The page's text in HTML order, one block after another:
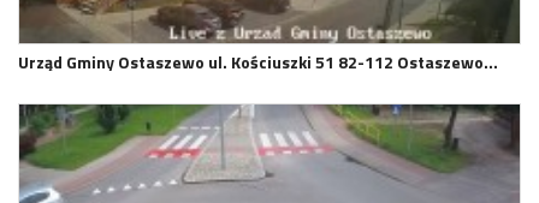
Urząd Gminy Ostaszewo ul. Kościuszki 51 82-112 Ostaszewo…